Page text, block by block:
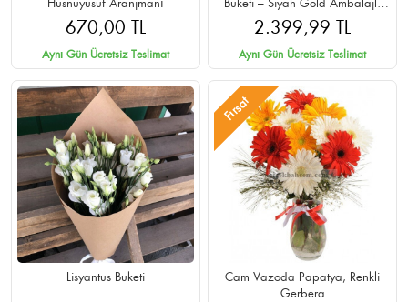
Hüsnüyusuf Aranjmanı
670,00 TL
Aynı Gün Ücretsiz Teslimat
Buketi – Siyah Gold Ambalajlı
Cipsolu
2.399,99 TL
Aynı Gün Ücretsiz Teslimat
Lisyantus Buketi
Fırsat
Cam Vazoda Papatya, Renkli
Gerbera